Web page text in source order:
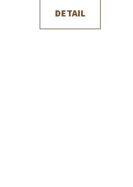
DETAIL